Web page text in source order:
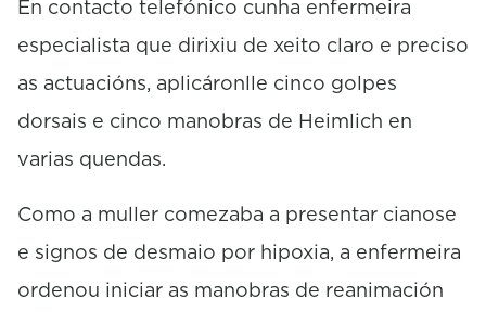
En contacto telefónico cunha enfermeira
especialista que dirixiu de xeito claro e preciso
as actuacións, aplicáronlle cinco golpes
dorsais e cinco manobras de Heimlich en
varias quendas.
Como a muller comezaba a presentar cianose
e signos de desmaio por hipoxia, a enfermeira
ordenou iniciar as manobras de reanimación